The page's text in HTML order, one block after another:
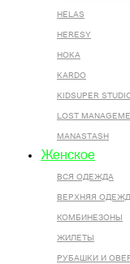
HELAS
HERESY
HOKA
KARDO
KIDSUPER
LOST
MANASTASH
Женское
ВСЯ ОДЕЖДА
ВЕРХНЯЯ
КОМБИНЕЗОНЫ
ЖИЛЕТЫ
РУБАШКИ И